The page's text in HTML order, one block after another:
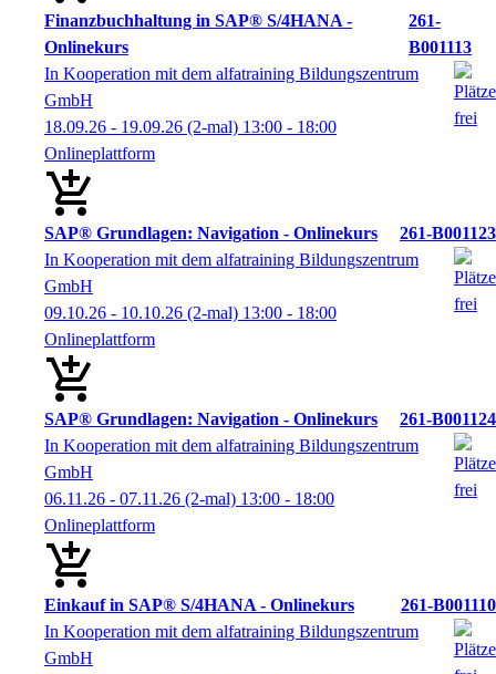
Finanzbuchhaltung in SAP® S/4HANA -
Onlinekurs
261-
B001113
In Kooperation mit dem alfatraining Bildungszentrum
GmbH
18.09.26 - 19.09.26 (2-mal) 13:00 - 18:00
Onlineplattform
SAP® Grundlagen: Navigation - Onlinekurs
261-B001123
In Kooperation mit dem alfatraining Bildungszentrum
GmbH
09.10.26 - 10.10.26 (2-mal) 13:00 - 18:00
Onlineplattform
SAP® Grundlagen: Navigation - Onlinekurs
261-B001124
In Kooperation mit dem alfatraining Bildungszentrum
GmbH
06.11.26 - 07.11.26 (2-mal) 13:00 - 18:00
Onlineplattform
Einkauf in SAP® S/4HANA - Onlinekurs
261-B001110
In Kooperation mit dem alfatraining Bildungszentrum
GmbH